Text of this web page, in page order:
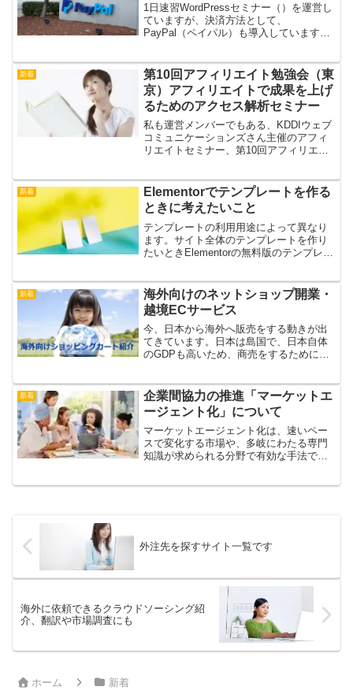
1日速習WordPressセミナー（）を運営し
ていますが、決済方法として、
PayPal（ペイパル）も導入しています。
と連動しているので一旦その申込みをキ
ャンセルし...
新着
第10回アフィリエイト勉強会（東
京）アフィリエイトで成果を上げ
るためのアクセス解析セミナー
私も運営メンバーでもある、KDDIウェブ
コミュニケーションズさん主催のアフィ
リエイトセミナー、第10回アフィリエイ
町のKDDIウェブコミュニケーション...
新着
Elementorでテンプレートを作る
ときに考えたいこと
テンプレートの利用用途によって異なり
ます。サイト全体のテンプレートを作り
たいときElementorの無料版のテンプレー
プレートが使えません。テンプレートキ
ット...
新着
海外向けのネットショップ開業・
越境ECサービス
今、日本から海外へ販売をする動きが出
てきています。日本は島国で、日本自体
のGDPも高いため、商売をするために日
からも働き手が減っていきます。日本に
はまだまだいい商品があ...
新着
企業間協力の推進「マーケットエ
ージェント化」について
マーケットエージェント化は、速いペー
スで変化する市場や、多岐にわたる専門
知識が求められる分野で有効な手法で
外注先を探すサイト一覧です
海外に依頼できるクラウドソーシング紹
介、翻訳や市場調査にも
ホーム 新着